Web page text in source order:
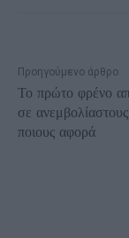
Προηγούμενο άρθρο
Το πρώτο φρένο
σε
ποιους αφορά